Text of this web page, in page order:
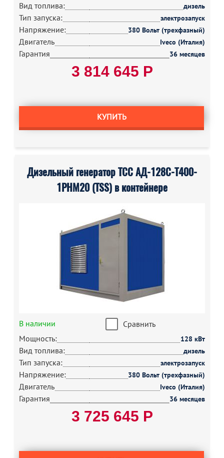
Вид топлива: дизель
Тип запуска: электрозапуск
Напряжение: 380 Вольт (трехфазный)
Двигатель Iveco (Италия)
Гарантия 36 месяцев
3 814 645 Р
КУПИТЬ
Дизельный генератор ТСС АД-128С-Т400-
1РНМ20 (TSS) в контейнере
В наличии
Сравнить
Мощность:
128 кВт
Вид топлива: дизель
Тип запуска: электрозапуск
Напряжение: 380 Вольт (трехфазный)
Двигатель Iveco (Италия)
Гарантия 36 месяцев
3 725 645 Р